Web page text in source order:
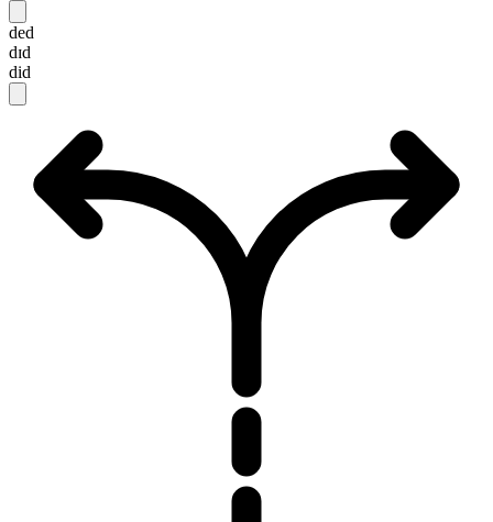
ded
dɪd
did